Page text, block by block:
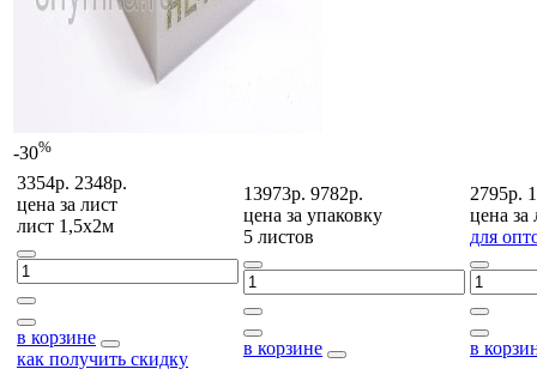
-30%
3354р. 2348р.
цена за лист
лист 1,5х2м
в корзине
как получить скидку
13973р. 9782р.
цена за упаковку
5 листов
в корзине
2795р.
цена за
для
в